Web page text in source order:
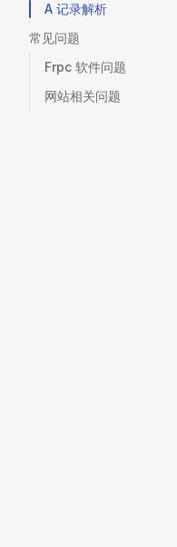
A 记录解析
常见问题
Frpc 软件问题
网站相关问题